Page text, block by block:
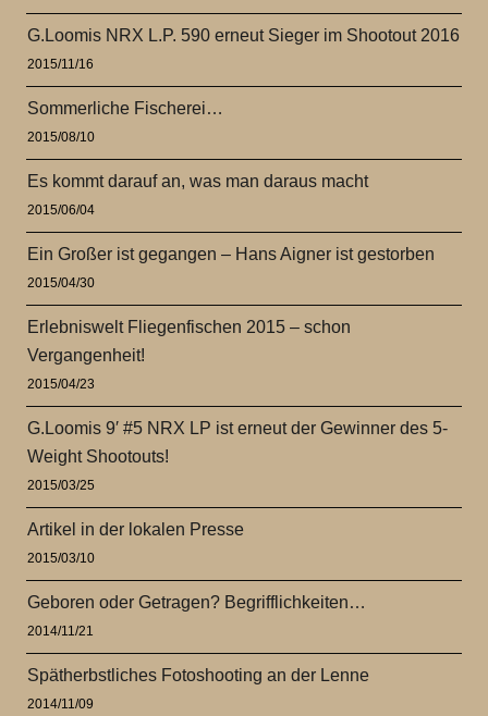
G.Loomis NRX L.P. 590 erneut Sieger im Shootout 2016
2015/11/16
Sommerliche Fischerei…
2015/08/10
Es kommt darauf an, was man daraus macht
2015/06/04
Ein Großer ist gegangen – Hans Aigner ist gestorben
2015/04/30
Erlebniswelt Fliegenfischen 2015 – schon
Vergangenheit!
2015/04/23
G.Loomis 9′ #5 NRX LP ist erneut der Gewinner des 5-
Weight Shootouts!
2015/03/25
Artikel in der lokalen Presse
2015/03/10
Geboren oder Getragen? Begrifflichkeiten…
2014/11/21
Spätherbstliches Fotoshooting an der Lenne
2014/11/09